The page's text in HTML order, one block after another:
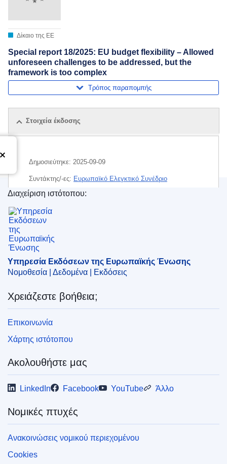
Δίκαιο της ΕΕ
Special report 18/2025: EU budget flexibility – Allowed
unforeseen challenges to be addressed, but the
framework is too complex
Τρόπος παραπομπής
Στοιχεία έκδοσης
Δημοσιεύτηκε: 2025-09-09
Συντάκτης/-ες: Ευρωπαϊκό Ελεγκτικό Συνέδριο
πολυετές δημοσιονομικό πλαίσιο
ΕΕ,πόροι του προϋπολογισμού
CELEX : 52025SA0018(01)
ELI :C/2025/4949/oj
OJ : C_202504949
Υπηρεσία Εκδόσεων της Ευρωπαϊκής Ένωσης
Διαχείριση ιστότοπου:
Υπηρεσία Εκδόσεων της Ευρωπαϊκής Ένωσης
Νομοθεσία | Δεδομένα | Εκδόσεις
Χρειάζεστε βοήθεια;
Επικοινωνία
Χάρτης ιστότοπου
Ακολουθήστε μας
LinkedIn Facebook YouTube Άλλο
Νομικές πτυχές
Ανακοινώσεις νομικού περιεχομένου
Cookies